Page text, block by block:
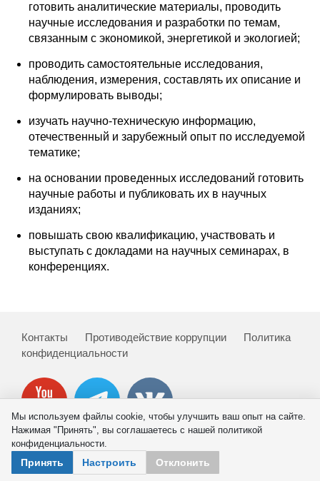
Inforum
Ученый совет
Материалы
О совете
Квартальный прогноз
производства
Мониторинга
Центр «Климатическая политика и
экономика России»
Образование и карьера
готовить аналитические материалы, проводить
научные исследования и разработки по темам,
связанным с экономикой, энергетикой и экологией;
проводить самостоятельные исследования,
наблюдения, измерения, составлять их описание и
формулировать выводы;
изучать научно-техническую информацию,
отечественный и зарубежный опыт по исследуемой
тематике;
на основании проведенных исследований готовить
научные работы и публиковать их в научных
изданиях;
повышать свою квалификацию, участвовать и
выступать с докладами на научных семинарах, в
конференциях.
Контакты Противодействие коррупции
Политика
конфиденциальности
© 2026 ИНП РАН
Мы используем файлы cookie, чтобы улучшить ваш опыт на сайте.
Нажимая "Принять", вы соглашаетесь с нашей политикой
конфиденциальности.
Принять Настроить Отклонить